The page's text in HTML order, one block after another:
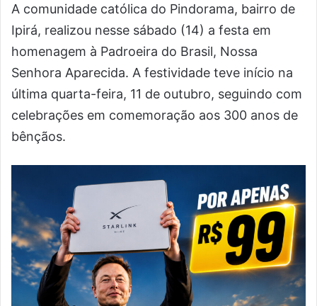
A comunidade católica do Pindorama, bairro de
Ipirá, realizou nesse sábado (14) a festa em
homenagem à Padroeira do Brasil, Nossa
Senhora Aparecida. A festividade teve início na
última quarta-feira, 11 de outubro, seguindo com
celebrações em comemoração aos 300 anos de
bênçãos.